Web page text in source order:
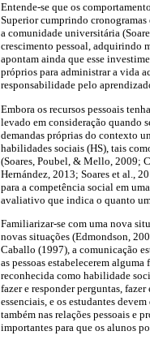
Entende-se que os
Superior cumprindo cronogramas
a comunidade universitária
crescimento pessoal, adquirindo
apontam ainda que esse
próprios para administrar a vida
responsabilidade pelo
Embora os recursos pessoais
levado em consideração quando
demandas próprias do contexto
habilidades sociais (HS), tais
(Soares, Poubel, & Mello, 2009;
Hernández, 2013; Soares et al.,
para a competência social em
avaliativo que indica o quanto
Familiarizar-se com uma nova
novas situações (Edmondson,
Caballo (1997), a comunicação
as pessoas estabelecerem
reconhecida como habilidade
fazer e responder perguntas,
essenciais, e os estudantes
também nas relações pessoais e
importantes para que os alunos